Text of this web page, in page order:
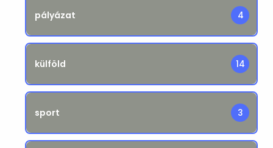
pályázat 4
külföld 14
sport 3